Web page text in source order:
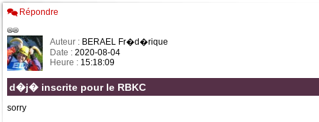
Répondre
Auteur : BERAEL Fr�d�rique
Date : 2020-08-04
Heure : 15:18:09
d�j� inscrite pour le RBKC
sorry